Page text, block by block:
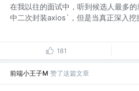
在我以往的面试中，听到候选人最多的
中二次封装axios`，但是当真正深入挖
181
前端小王子M 赞了这篇文章